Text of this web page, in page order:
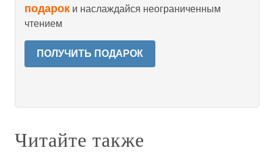
подарок и наслаждайся неограниченным
чтением
ПОЛУЧИТЬ ПОДАРОК
Читайте также